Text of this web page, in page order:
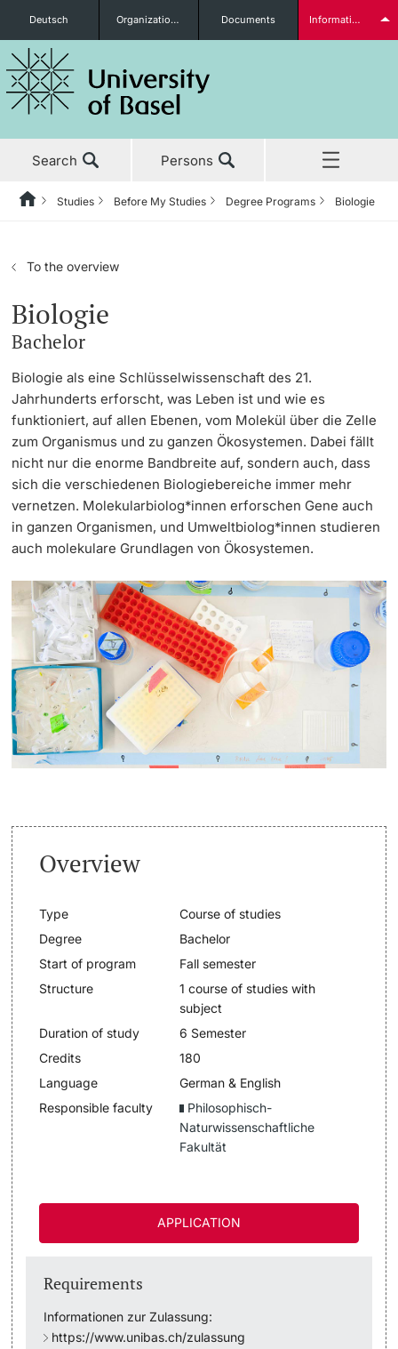
Prospective Students
Further information
PhD Candidates
Donors & Alumni
Further information
Lecturers
Further information
Deutsch Organizational units Documents Information for...
Search Persons
News & Events
Studies
Studies
Before My Studies
Degree Programs
Application & Admission
Dates
Informations, Events & Get a Taste
Student Advice Center
Five reasons for studying in Basel
In My Studies
Course Directory
Course Registration
Welcome to the University of Basel
Mobility
Course Auditors
Student Life
Student Advice Center
Funding
Research
Teaching
Continuing Education
University
HomeBackStudies Before My Studies Degree Programs Biologie
To the overview
Biologie
Bachelor
Biologie als eine Schlüsselwissenschaft des 21.
Jahrhunderts erforscht, was Leben ist und wie es
funktioniert, auf allen Ebenen, vom Molekül über die Zelle
zum Organismus und zu ganzen Ökosystemen. Dabei fällt
nicht nur die enorme Bandbreite auf, sondern auch, dass
sich die verschiedenen Biologiebereiche immer mehr
vernetzen. Molekularbiolog*innen erforschen Gene auch
in ganzen Organismen, und Umweltbiolog*innen studieren
auch molekulare Grundlagen von Ökosystemen.
Overview
Type
Course of studies
Degree
Bachelor
Start of program
Fall semester
Structure
1 course of studies with
subject
Duration of study
6 Semester
Credits
180
Language
German & English
Responsible faculty
Philosophisch-
Naturwissenschaftliche
Fakultät
APPLICATION
Requirements
Informationen zur Zulassung:
https://www.unibas.ch/zulassung